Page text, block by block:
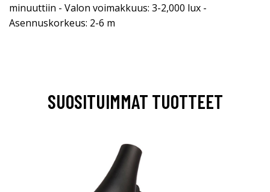
minuuttiin - Valon voimakkuus: 3-2,000 lux -
Asennuskorkeus: 2-6 m
SUOSITUIMMAT TUOTTEET